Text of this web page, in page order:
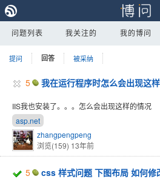
问题列表 我关注的 我的博问
提问 回答 被采纳
5 我在运行程序时怎么会出现这
IIS我也安装了。。。怎么会出现这样的情况
asp.net
zhangpengpeng
浏览(159) 13年前
5 css 样式问题 下图布局 如何修